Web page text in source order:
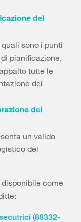
del
sono i punti
pianificazione,
tutte le
dei
del
un valido
del
disponibile come
(88332-